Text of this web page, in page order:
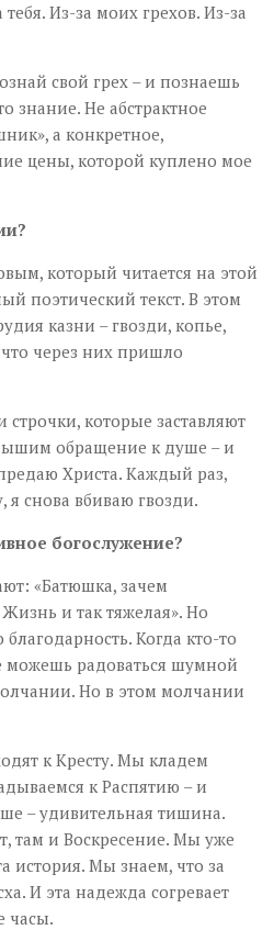
Из-за моих грехов. Из-за
свой грех – и познаешь
знание. Не абстрактное
а конкретное,
цены, которой куплено мое
который читается на этой
поэтический текст. В этом
казни – гвозди, копье,
через них пришло
строчки, которые заставляют
обращение к душе – и
Христа. Каждый раз,
я снова вбиваю гвозди.
богослужение?
«Батюшка, зачем
Жизнь и так тяжелая». Но
благодарность. Когда кто-то
можешь радоваться шумной
Но в этом молчании
к Кресту. Мы кладем
к Распятию – и
– удивительная тишина.
там и Воскресение. Мы уже
история. Мы знаем, что за
И эта надежда согревает
часы.